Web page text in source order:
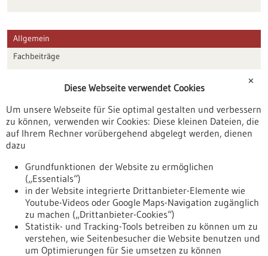
Allgemein
Fachbeiträge
Veranstaltungen
Erscheinungsdatum
Nach oben
✕
Diese Webseite verwendet Cookies
Um unsere Webseite für Sie optimal gestalten und verbessern
zu können, verwenden wir Cookies: Diese kleinen Dateien, die
auf Ihrem Rechner vorübergehend abgelegt werden, dienen
dazu
Grundfunktionen der Website zu ermöglichen
(„Essentials“)
in der Website integrierte Drittanbieter-Elemente wie
Youtube-Videos oder Google Maps-Navigation zugänglich
zu machen („Drittanbieter-Cookies“)
Statistik- und Tracking-Tools betreiben zu können um zu
verstehen, wie Seitenbesucher die Website benutzen und
um Optimierungen für Sie umsetzen zu können